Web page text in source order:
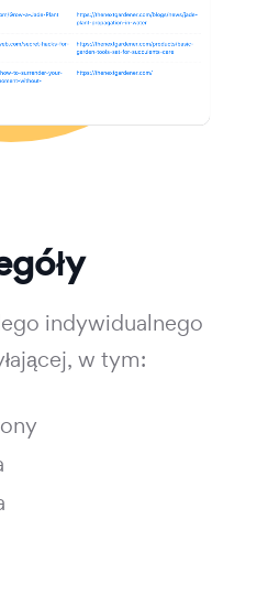
indywidualnego
w tym: